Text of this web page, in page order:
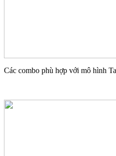
Các combo phù hợp với mô hình